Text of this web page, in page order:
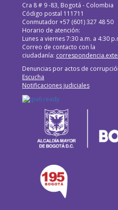
Cra 8 # 9 -83, Bogotá - Colombia
Código postal 111711
Conmutador +57 (601) 327 48 50
Horario de atención:
Lunes a viernes 7:30 a.m. a 4:30
Correo de contacto con la
ciudadanía:
Denuncias por actos de
Escucha
Notificaciones judiciales